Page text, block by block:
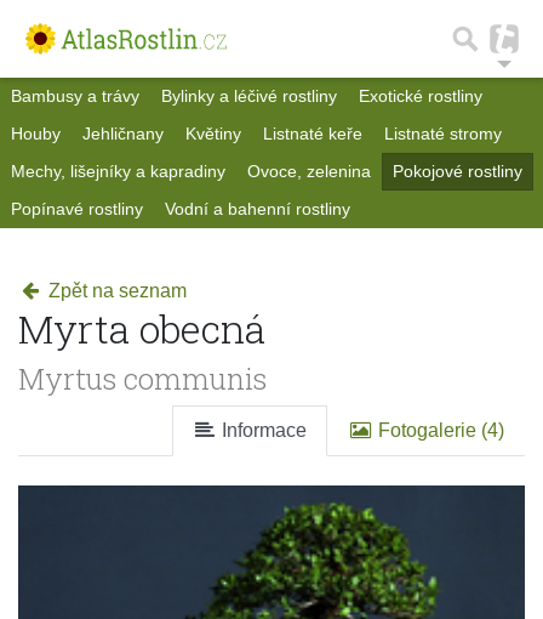
Bambusy a trávy Bylinky a léčivé rostliny
Exotické rostliny
Houby
Jehličnany Květiny Listnaté keře
Listnaté stromy
Mechy, lišejníky a kapradiny
Ovoce, zelenina
Pokojové rostliny
Popínavé rostliny
Vodní a bahenní rostliny
Zpět na seznam
Myrta obecná
Myrtus communis
Informace Fotogalerie (4)